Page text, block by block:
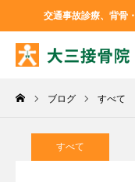
交通事故診療、背骨
ブログ すべて
すべて
TEL
アクセス
Facebook